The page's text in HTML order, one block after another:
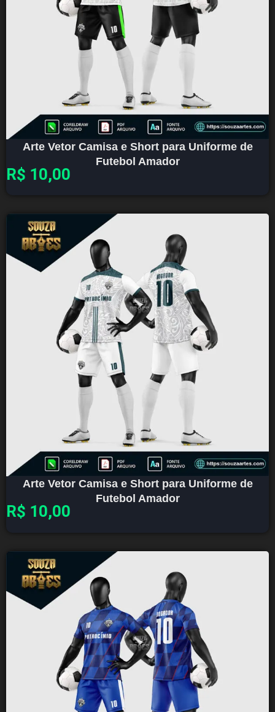
Arte Vetor Camisa e Short para Uniforme de
Futebol Amador
R$ 10,00
Arte Vetor Camisa e Short para Uniforme de
Futebol Amador
R$ 10,00